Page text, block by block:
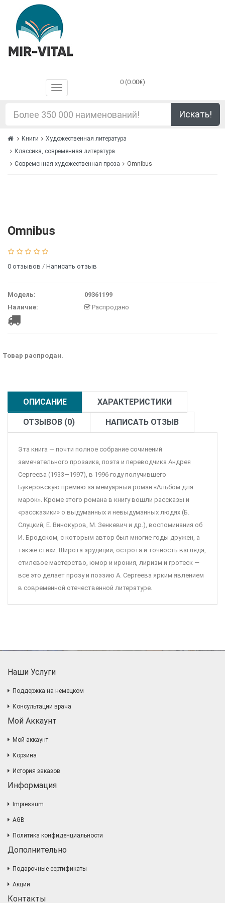
0 (0.00€)
Искать!
Книги
Художественная литература
Классика, современная литература
Современная художественная проза
Omnibus
Omnibus
0 отзывов / Написать отзыв
Модель:
09361199
Наличие:
Распродано
Товар распродан.
ОПИСАНИЕ ХАРАКТЕРИСТИКИ
ОТЗЫВОВ (0) НАПИСАТЬ ОТЗЫВ
Эта книга — почти полное собрание сочинений
замечательного прозаика, поэта и переводчика Андрея
Сергеева (1933—1997), в 1996 году получившего
Букеровскую премию за мемуарный роман «Альбом для
марок». Кроме этого романа в книгу вошли рассказы и
«рассказики» о выдуманных и невыдуманных людях (Б.
Слуцкий, Е. Винокуров, М. Зенкевич и др.), воспоминания об
И. Бродском, с которым автор был многие годы дружен, а
также стихи. Широта эрудиции, острота и точность взгляда,
стилевое мастерство, юмор и ирония, лиризм и гротеск —
все это делает прозу и поэзию А. Сергеева ярким явлением
в современной отечественной литературе.
Наши Услуги
Поддержка на немецком
Консультации врача
Мой Аккаунт
Мой аккаунт
Корзина
История заказов
Информация
Impressum
AGB
Политика конфиденциальности
Дополнительно
Подарочные сертификаты
Акции
Контакты